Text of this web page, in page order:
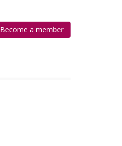
Become a member